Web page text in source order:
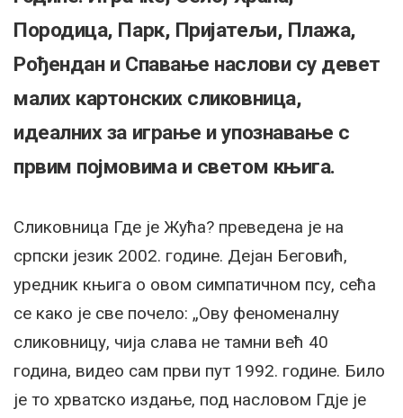
Породица, Парк, Пријатељи, Плажа,
Рођендан и Спавање наслови су девет
малих картонских сликовница,
идеалних за играње и упознавање с
првим појмовима и светом књига.
Сликовница Где је Жућа? преведена је на
српски језик 2002. године. Дејан Беговић,
уредник књига о овом симпатичном псу, сећа
се како је све почело: „Ову феноменалну
сликовницу, чија слава не тамни већ 40
година, видео сам први пут 1992. године. Било
је то хрватско издање, под насловом Гдје је